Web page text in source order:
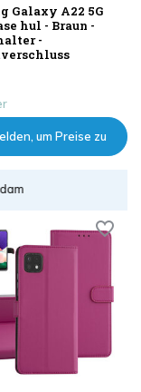
Galaxy A22 5G
hul - Braun -
-
um Preise zu